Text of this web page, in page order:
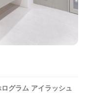
グラム アイラッシュ